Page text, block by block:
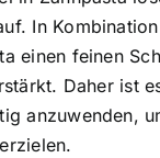
In
einen feinen
Daher ist
anzuwenden,